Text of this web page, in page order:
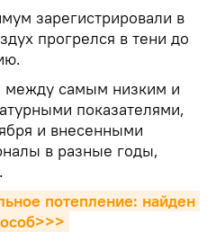
зарегистрировали в
прогрелся в тени до
между самым низким и
показателями,
и внесенными
в разные годы,
потепление: найден